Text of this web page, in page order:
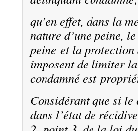
qu’en effet, dans la
nature d’une peine,
peine et la
imposent de limiter
condamné est
Considérant que si le
dans l’état de